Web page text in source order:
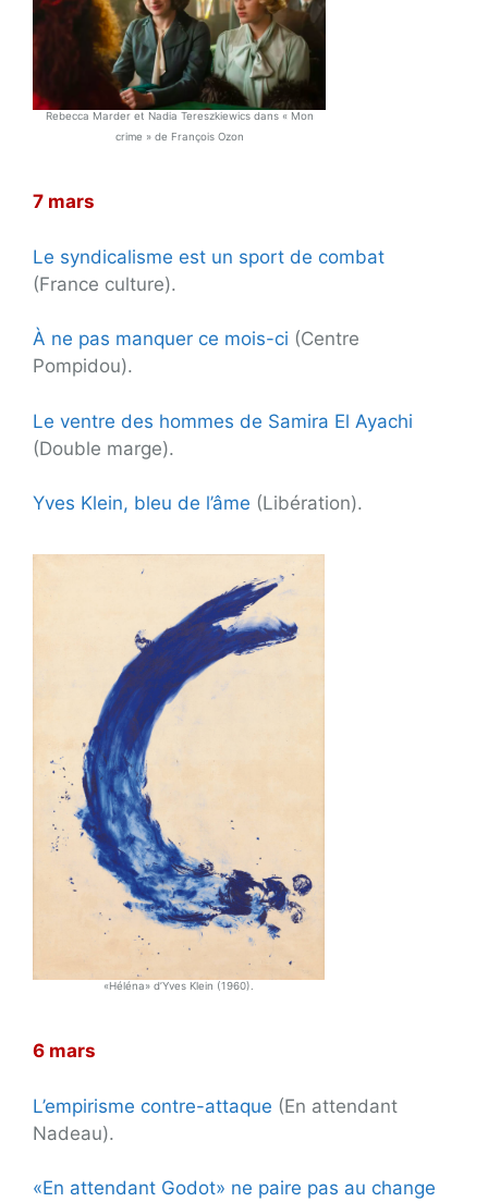
Rebecca Marder et Nadia Tereszkiewics dans « Mon
crime » de François Ozon
7 mars
Le syndicalisme est un sport de combat
(France culture).
À ne pas manquer ce mois-ci (Centre
Pompidou).
Le ventre des hommes de Samira El Ayachi
(Double marge).
Yves Klein, bleu de l’âme (Libération).
«Héléna» d’Yves Klein (1960).
6 mars
L’empirisme contre-attaque (En attendant
Nadeau).
«En attendant Godot» ne paire pas au change